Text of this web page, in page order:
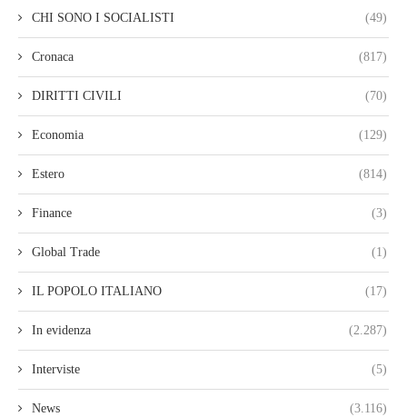
CHI SONO I SOCIALISTI (49)
Cronaca (817)
DIRITTI CIVILI (70)
Economia (129)
Estero (814)
Finance (3)
Global Trade (1)
IL POPOLO ITALIANO (17)
In evidenza (2.287)
Interviste (5)
News (3.116)